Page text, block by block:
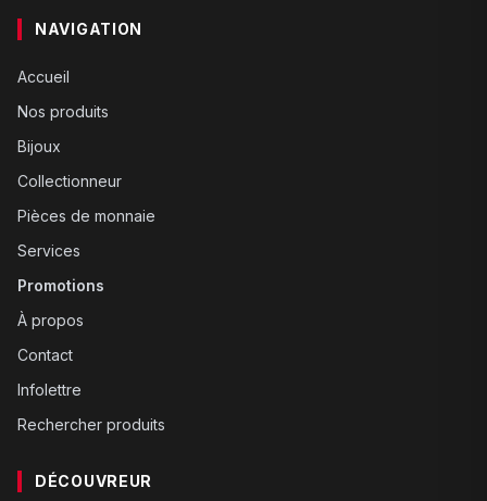
NAVIGATION
Accueil
Nos produits
Bijoux
Collectionneur
Pièces de monnaie
Services
Promotions
À propos
Contact
Infolettre
Rechercher produits
DÉCOUVREUR